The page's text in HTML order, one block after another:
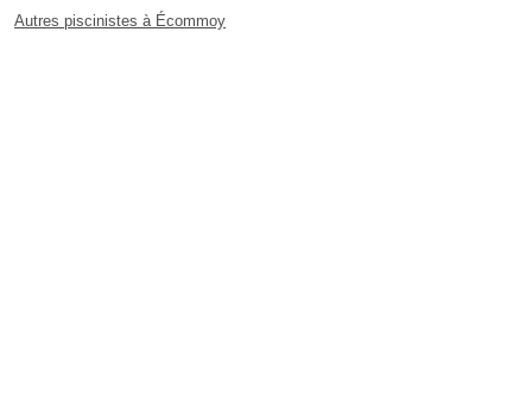
Autres piscinistes à Écommoy